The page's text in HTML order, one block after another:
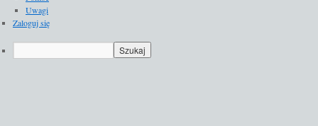
Uwagi
Zaloguj się
Szukaj